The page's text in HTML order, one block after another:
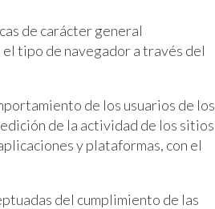
de carácter general
tipo de navegador a través del
de los usuarios de los
de la actividad de los sitios
y plataformas, con el
del cumplimiento de las